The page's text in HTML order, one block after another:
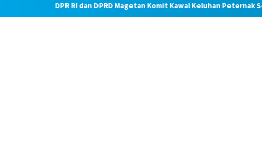
DPR RI dan DPRD Magetan Komit Kawal Keluhan Peternak Soal Harga Pakan